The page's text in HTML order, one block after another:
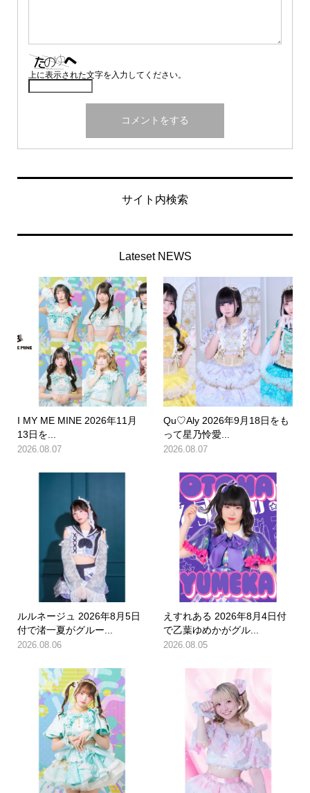
上に表示された文字を入力してください。
サイト内検索
Lateset NEWS
I MY ME MINE 2026年11月
13日を...
2026.08.07
Qu♡Aly 2026年9月18日をも
って星乃怜愛...
2026.08.07
ルルネージュ 2026年8月5日
付で渚一夏がグルー...
2026.08.06
えすれある 2026年8月4日付
で乙葉ゆめかがグル...
2026.08.05